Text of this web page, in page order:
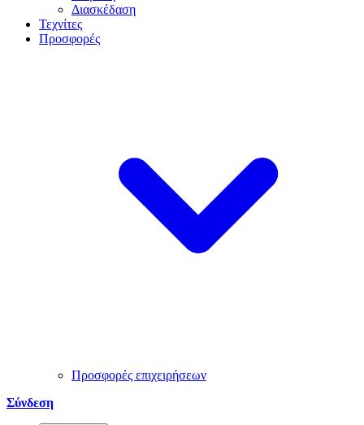
Διασκέδαση
Τεχνίτες
Προσφορές
Προσφορές επιχειρήσεων
Σύνδεση